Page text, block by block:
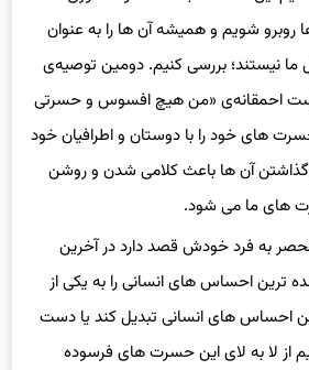
ما نیستند؛ بررسی کنیم. دومین توصیه‌ی
احمقانه‌ی «من هیچ افسوس و حسرتی
حسرت های خود را با دوستان و اطرافیان خود
گذاشتن آن ها باعث کلامی شدن و روشن
های ما می شود.
به فرد خودش قصد دارد در آخرین
ترین احساس های انسانی را به یکی از
احساس های انسانی تبدیل کند یا دست
از لا به لای این حسرت های فرسوده
بهتر خود هموار کنیم.